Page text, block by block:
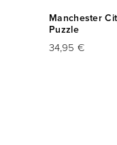
Manchester
Puzzle
34,95 €